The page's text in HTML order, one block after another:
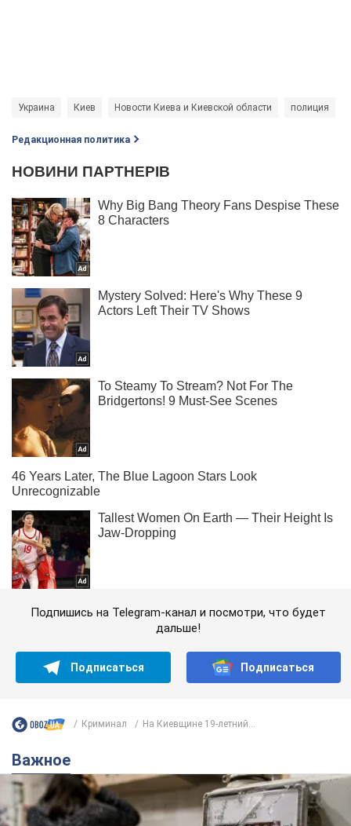
Украина Киев Новости Киева и Киевской области полиция
Редакционная политика
Подпишись на Telegram-канал и посмотри, что будет
дальше!
Подписаться Подписаться
Криминал На Киевщине 19-летний...
Важное